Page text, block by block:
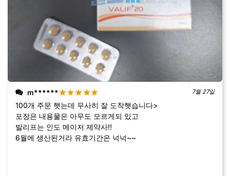
m****** 7월 27일
100개 주문 햇는데 무사히 잘 도착햇습니다>
포장은 내용물은 아무도 모르게되 있고
발리프는 인도 메이저 제약사!!
6월에 생산된거라 유효기간은 넉넉~~